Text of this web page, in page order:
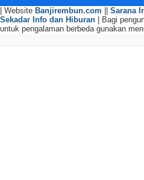
| Website Banjirembun.com || Sarana
Sekadar Info dan Hiburan | Bagi
untuk pengalaman berbeda gunakan